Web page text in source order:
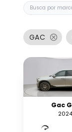
Buscar auto
GAC cancel
Gac
2024